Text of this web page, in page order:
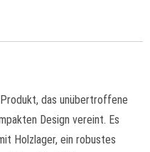
das unübertroffene
Design vereint. Es
Holzlager, ein robustes